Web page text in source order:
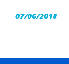
07/06/2018